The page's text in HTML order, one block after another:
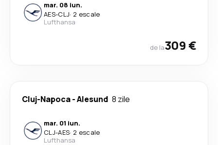
mar. 08 iun.
AES-CLJ· 2 escale
Lufthansa
de la309 €
Cluj-Napoca-Alesund 8 zile
mar. 01 iun.
CLJ-AES· 2 escale
Lufthansa